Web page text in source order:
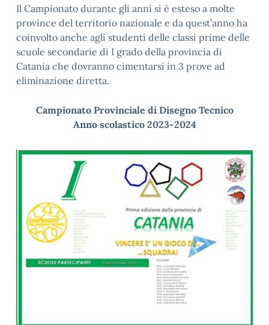
Il Campionato durante gli anni si è esteso a molte
province del territorio nazionale e da quest’anno ha
coinvolto anche agli studenti delle classi prime delle
scuole secondarie di I grado della provincia di
Catania che dovranno cimentarsi in 3 prove ad
eliminazione diretta.
Campionato Provinciale di Disegno Tecnico
Anno scolastico 2023-2024